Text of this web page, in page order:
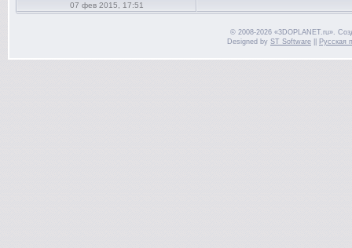
07 фев 2015, 17:51
© 2008-2026 «3DOPLANET.ru».
Designed by ST Software Русская